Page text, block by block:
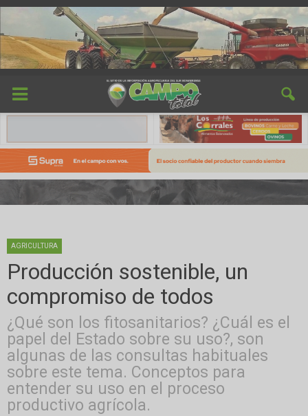
AGRICULTURA
Producción sostenible, un
compromiso de todos
¿Qué son los fitosanitarios? ¿Cuál es el
papel del Estado sobre su uso?, son
algunas de las consultas habituales
sobre este tema. Conceptos para
entender su uso en el proceso
productivo agrícola.